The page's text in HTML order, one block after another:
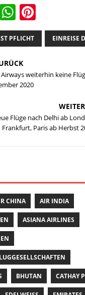
T W
h
at
s
A
p
n
te
st
PFLICHT EINREISE
weiterhin keine
2020
WEITER
Flüge nach Delhi ab
Frankfurt, Paris ab Herbst
CHINA AIR INDIA
ASIANA AIRLINES
BHUTAN CATHAY